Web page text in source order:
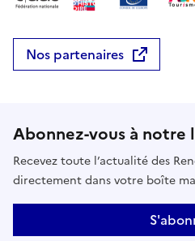
Nos partenaires
Abonnez-vous à
Recevez toute l’actualité des
directement dans votre boîte